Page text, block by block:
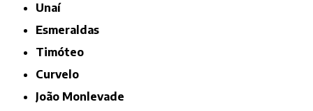
Unaí
Esmeraldas
Timóteo
Curvelo
João Monlevade